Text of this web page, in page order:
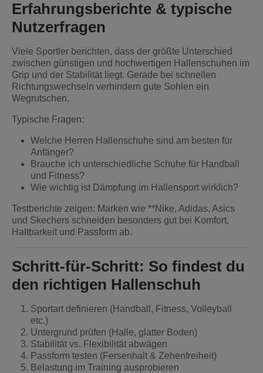
Erfahrungsberichte & typische
Nutzerfragen
Viele Sportler berichten, dass der größte Unterschied
zwischen günstigen und hochwertigen Hallenschuhen im
Grip und der Stabilität liegt. Gerade bei schnellen
Richtungswechseln verhindern gute Sohlen ein
Wegrutschen.
Typische Fragen:
Welche Herren Hallenschuhe sind am besten für
Anfänger?
Brauche ich unterschiedliche Schuhe für Handball
und Fitness?
Wie wichtig ist Dämpfung im Hallensport wirklich?
Testberichte zeigen: Marken wie **Nike, Adidas, Asics
und Skechers schneiden besonders gut bei Komfort,
Haltbarkeit und Passform ab.
Schritt-für-Schritt: So findest du
den richtigen Hallenschuh
Sportart definieren (Handball, Fitness, Volleyball
etc.)
Untergrund prüfen (Halle, glatter Boden)
Stabilität vs. Flexibilität abwägen
Passform testen (Fersenhalt & Zehenfreiheit)
Belastung im Training ausprobieren